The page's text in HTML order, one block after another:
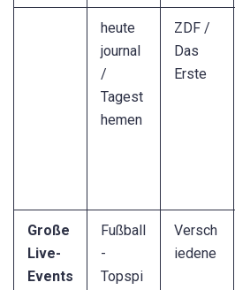
heute
journal
/
Tagest
hemen
ZDF /
Das
Erste
Große
Live-
Events
Fußball
-
Topspi
Versch
iedene